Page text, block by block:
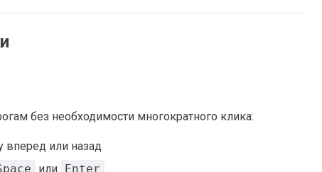
без необходимости многократного клика:
вперед или назад
или Enter